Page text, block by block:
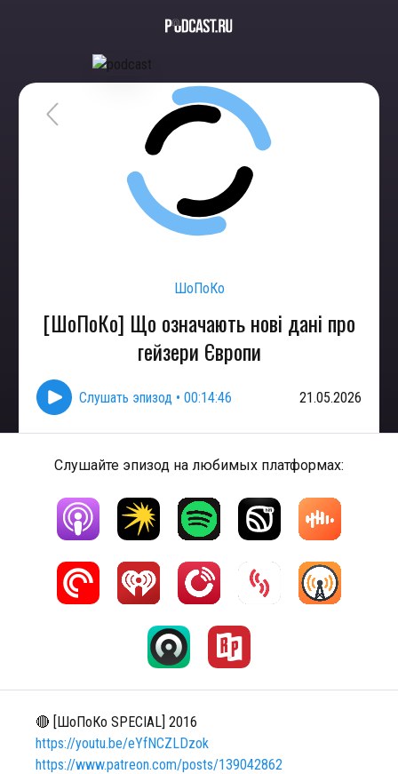
ШоПоКо
[ШоПоКо] Що означають нові дані про
гейзери Європи
Слушать эпизод • 00:14:46 21.05.2026
Слушайте эпизод на любимых платформах:
🔴 [ШоПоКо SPECIAL] 2016
https://youtu.be/eYfNCZLDzok
https://www.patreon.com/posts/139042862